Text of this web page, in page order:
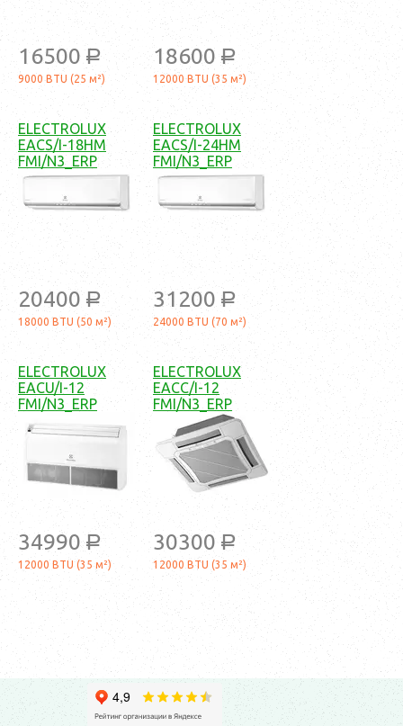
16500 a
9000 BTU (25 м²)
18600 a
12000 BTU (35 м²)
ELECTROLUX
EACS/I-18HM
FMI/N3_ERP
20400 a
18000 BTU (50 м²)
ELECTROLUX
EACS/I-24HM
FMI/N3_ERP
31200 a
24000 BTU (70 м²)
ELECTROLUX
EACU/I-12
FMI/N3_ERP
34990 a
12000 BTU (35 м²)
ELECTROLUX
EACC/I-12
FMI/N3_ERP
30300 a
12000 BTU (35 м²)